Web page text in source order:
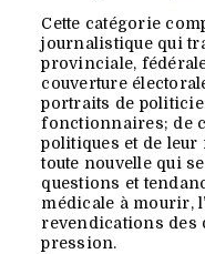
Cette catégorie
journalistique qui
provinciale,
couverture
portraits de
fonctionnaires; de
politiques et de leur
toute nouvelle qui
questions et
médicale à mourir,
revendications des
pression.